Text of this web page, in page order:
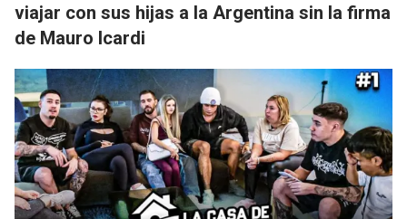
viajar con sus hijas a la Argentina sin la firma
de Mauro Icardi